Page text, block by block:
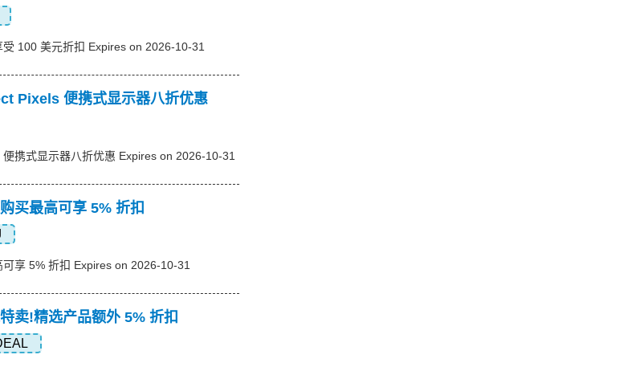
100 美元折扣 Expires on 2026-10-31
Pixels 便携式显示器八折优惠
携式显示器八折优惠 Expires on 2026-10-31
买最高可享 5% 折扣
享 5% 折扣 Expires on 2026-10-31
卖!精选产品额外 5% 折扣